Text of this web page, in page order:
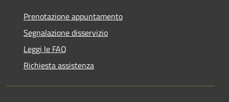
Prenotazione appuntamento
Segnalazione disservizio
Leggi le FAQ
Richiesta assistenza